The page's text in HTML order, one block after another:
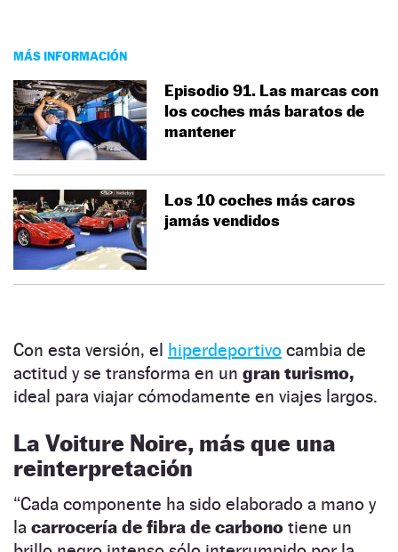
MÁS INFORMACIÓN
Episodio 91. Las marcas con
los coches más baratos de
mantener
Los 10 coches más caros
jamás vendidos
Con esta versión, el hiperdeportivo cambia de
actitud y se transforma en un gran turismo,
ideal para viajar cómodamente en viajes largos.
La Voiture Noire, más que una
reinterpretación
“Cada componente ha sido elaborado a mano y
la carrocería de fibra de carbono tiene un